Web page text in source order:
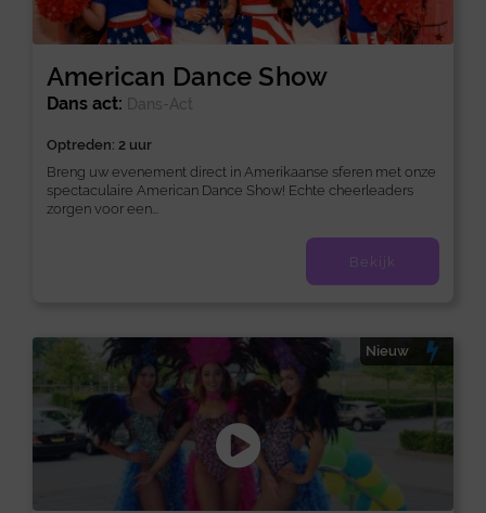
American Dance Show
Dans act: Dans-Act
Optreden: 2 uur
Breng uw evenement direct in Amerikaanse sferen met onze
spectaculaire American Dance Show! Echte cheerleaders
zorgen voor een...
Bekijk
Nieuw